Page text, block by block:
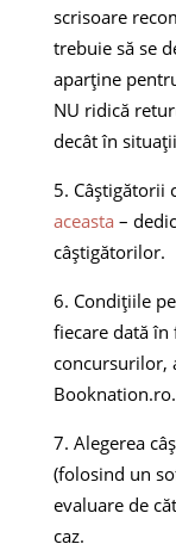
scrisoare
trebuie să se
aparține
NU ridică
decât în
Câștigătorii
aceasta –
câștigătorilor.
Condițiile
fiecare dată în
concursurilor,
Booknation.ro.
Alegerea
(folosind un
evaluare de
caz.